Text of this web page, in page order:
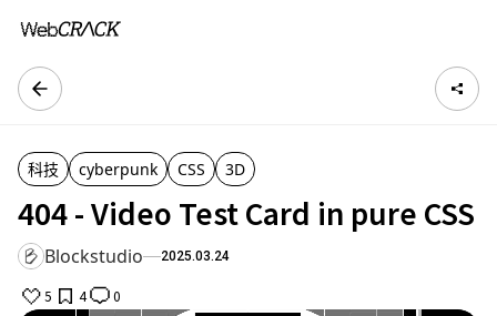
科技 cyberpunk CSS 3D
404 - Video Test Card in pure CSS
Blockstudio 2025.03.24
5 4 0